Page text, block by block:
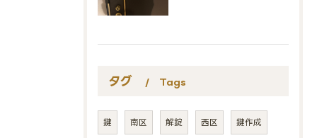
タグ Tags
鍵 南区 解錠 西区 鍵作成